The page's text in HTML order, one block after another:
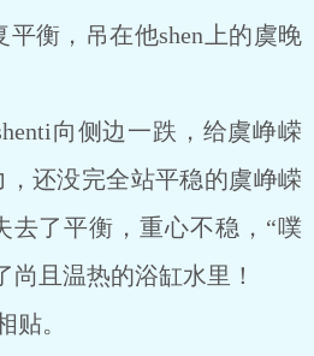
衡，吊在他shen上的虞晚
向侧边一跌，给虞峥嵘
还没完全站平稳的虞峥嵘
去了平衡，重心不稳，“噗
尚且温热的浴缸水里！
。